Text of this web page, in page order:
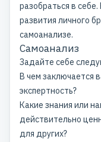
разобраться в себе.
развития личного
самоанализе.
Самоанализ
Задайте себе
В чем заключается
экспертность?
Какие знания или
действительно
для других?